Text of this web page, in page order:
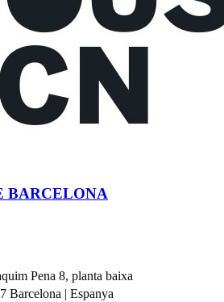
BARCELONA
Pena 8, planta baixa
Barcelona | Espanya